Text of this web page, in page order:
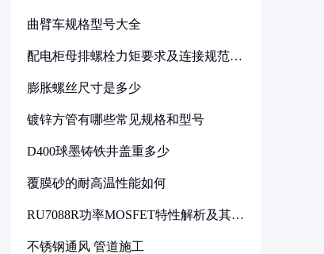
曲臂车规格型号大全
配电柜母排螺栓力矩要求及连接规范详
膨胀螺丝尺寸是多少
镀锌方管有哪些常见规格和型号
D400球墨铸铁井盖重多少
覆膜砂的耐高温性能如何
RU7088R功率MOSFET特性解析及其在
不锈钢通风 管道施工